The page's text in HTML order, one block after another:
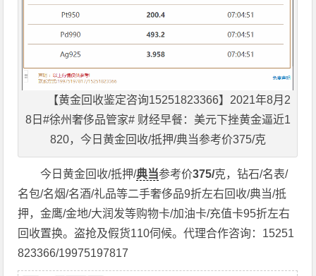
【黄金回收鉴定咨询15251823366】2021年8月2
8日#徐州奢侈品管家# 财经早餐：美元下挫黄金逼近1
820，今日黄金回收/抵押/典当参考价375/克
今日黄金回收/抵押/典当参考价375/克，钻石/名表/
名包/名烟/名酒/礼品等二手奢侈品9折左右回收/典当/抵
押，金鹰/金地/大润发等购物卡/加油卡/充值卡95折左右
回收置换。盗抢及假货110伺候。代理合作咨询：15251
823366/19975197817